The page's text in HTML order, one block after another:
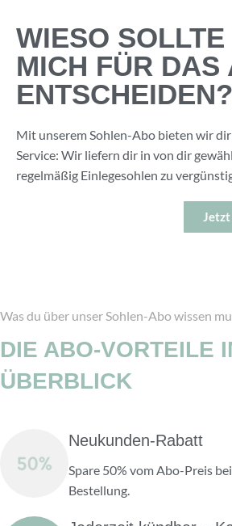
WIESO SOLLTE
MICH FÜR DAS
ENTSCHEIDEN?
Mit unserem Sohlen-Abo bieten wir
Service: Wir liefern dir in von dir
regelmäßig Einlegesohlen zu
Was du über unser Sohlen-Abo wissen
DIE ABO-VORTEILE
ÜBERBLICK
Neukunden-Rabatt
Spare 50% vom Abo-Preis
Bestellung.